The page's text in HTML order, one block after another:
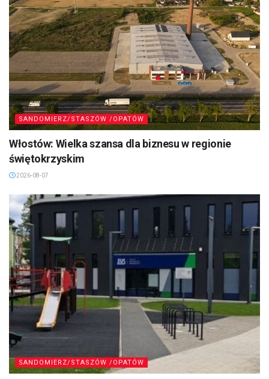
SANDOMIERZ/STASZÓW /OPATÓW
Włostów: Wielka szansa dla biznesu w regionie
świętokrzyskim
2026-08-07
SANDOMIERZ/STASZÓW /OPATÓW